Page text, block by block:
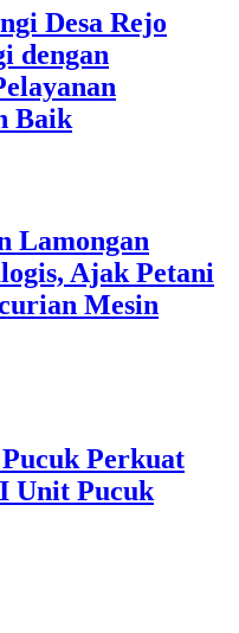
Desa Rejo
dengan
Baik
Lamongan
Ajak Petani
Mesin
Perkuat
Unit Pucuk